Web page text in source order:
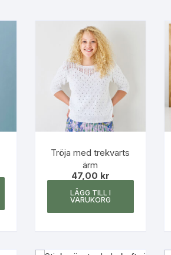
Tröja med trekvarts
ärm
47,00 kr
LÄGG TILL I
VARUKORG